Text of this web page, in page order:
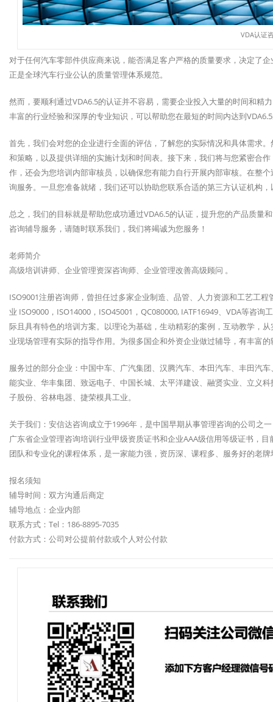
VDA认证
对于任何汽车零部件供应商来说，能否满足客户严格的质量要求，决定了
正是全球汽车行业公认的质量管理体系规范。
然而，要顺利通过VDA6.5的认证并不容易，需要企业投入大量的时间和精
丰富的行业经验和深厚的专业知识，可以帮助您在最短的时间内达到
首先，我们会对您的企业进行全面的评估，了解您的实际情况和具体需求
和策略，以及提供详细的实施计划和时间表。接下来，我们将与您紧密合
作，还会为您培训内部审核员，以确保您有能力自行开展内部审核。在整
询服务。一旦您准备就绪，我们还可以协助您联系合适的第三方认证机构
总之，我们的目标就是帮助您成功通过VDA6.5的认证，提升您的产品质量
咨询辅导服务，请随时联系我们，我们将竭诚为您服务！
老师简介
高级培训讲师、企业管理资深咨询师、企业管理改善高级顾问 。
ISO9001注册咨询师，曾担任过多家企业制造、品管、人力资源和工艺工
业 ISO9000，ISO14000，ISO45001，QC080000, IATF16949、VDA等咨
际且具有特色的培训方案。以理论为基础，生动精彩的案例，互动教学，
业现场管理有实际的指导作用。为很多国企和外资企业做过辅导，有丰富
服务过的部分企业：中国中车、广汽集团、汉腾汽车、本田汽车、丰田汽
能实业、华丰集团、致远电子、中国长城、太平洋建设、融贤实业、立义
子股份、谷林电器、捷荣模具工业。
关于我们：安信达咨询成立于1996年，是中国早期从事管理咨询的公司之
广东省企业管理咨询培训行业甲级资质证书和企业AAA级信用等级证书，
团队和专业化的课程体系，是一家能力强，资历深、课程多、服务好的老
报名须知
辅导时间：双方沟通后商定
辅导地点：企业内部
联系方式：Tel：186-8895-7035
付款方式：公司对公提前付款或个人对公付款